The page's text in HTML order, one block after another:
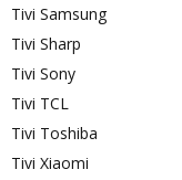
Tivi Samsung
Tivi Sharp
Tivi Sony
Tivi TCL
Tivi Toshiba
Tivi Xiaomi